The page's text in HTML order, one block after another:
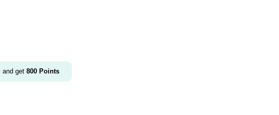
and get 800 Points